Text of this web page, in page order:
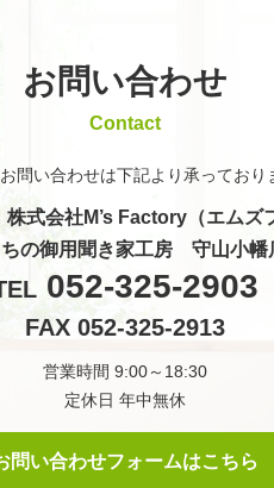
お問い合わせ
Contact
問い合わせは下記より承っており
株式会社M’s Factory（エムズ
ちの御用聞き家工房 守山小幡
052-325-2903
FAX 052-325-2913
営業時間 9:00～18:30
定休日 年中無休
問い合わせフォームはこちら